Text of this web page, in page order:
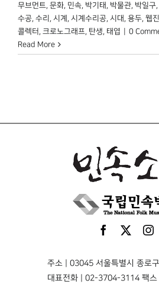
무브먼트, 문화, 민속, 박기태 , 박물관, 박일구,
수공, 수리 , 시계 , 시계수리공, 시대 , 용두, 웹진
콜렉터 , 크로노그래프, 탄생, 태엽
0
Read More
주소 | 03045 서울특별시 종로
대표전화 | 02-3704-3114 팩